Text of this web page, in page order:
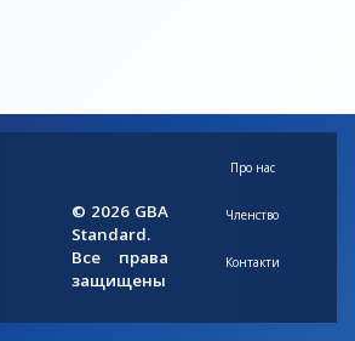
© 2026 GBA
Standard.
Все права
защищены
Про нас
Членство
Контакти